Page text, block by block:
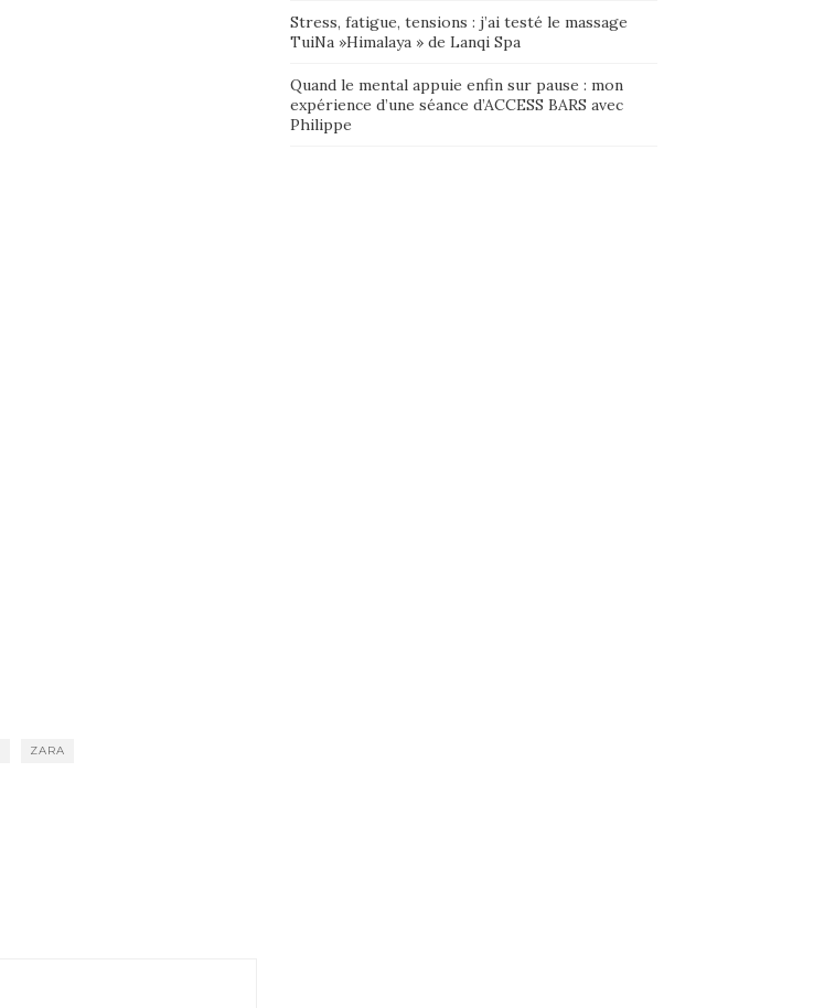
ZARA
Stress, fatigue, tensions : j’ai testé le massage
TuiNa »Himalaya » de Lanqi Spa
Quand le mental appuie enfin sur pause : mon
expérience d’une séance d’ACCESS BARS avec
Philippe